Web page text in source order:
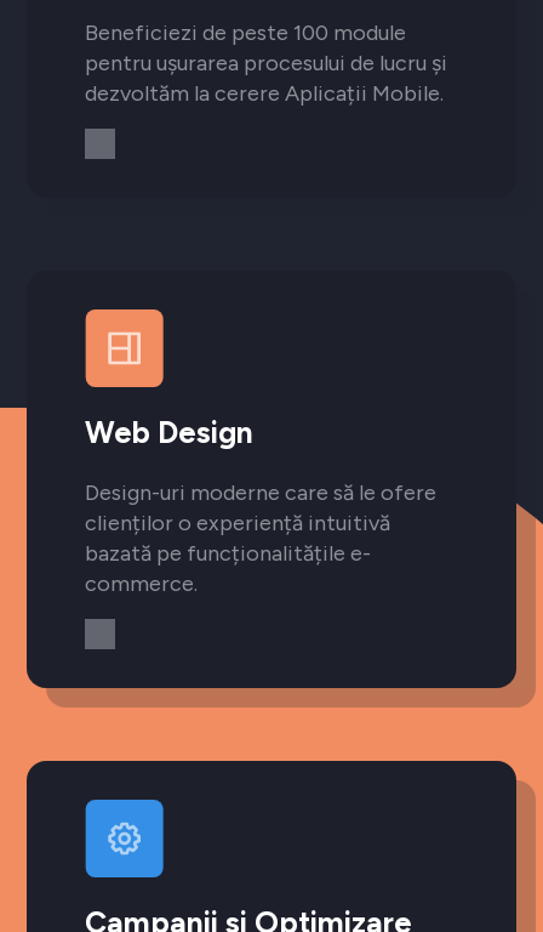
Beneficiezi de peste 100 module
pentru ușurarea procesului de lucru și
dezvoltăm la cerere Aplicații Mobile.
Web Design
Design-uri moderne care să le ofere
clienților o experiență intuitivă
bazată pe funcționalitățile e-
commerce.
Campanii si Optimizare